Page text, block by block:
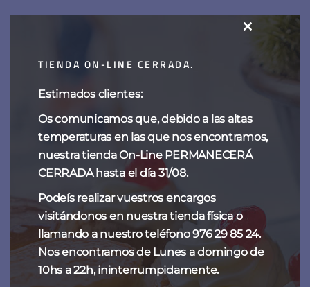
Categorías del producto
ESPECIALIDADES DE SIEMPRE
NAVIDAD
TARTAS DE FANTOBA
TIENDA ON-LINE CERRADA.
Estimados clientes:
Os comunicamos que, debido a las altas
temperaturas en las que nos encontramos,
nuestra tienda On-Line PERMANECERÁ
CERRADA hasta el día 31/08.
Podeís realizar vuestros encargos
visitándonos en nuestra tienda física o
llamando a nuestro teléfono 976 29 85 24.
Nos encontramos de Lunes a domingo de
10hs a 22h, ininterrumpidamente.